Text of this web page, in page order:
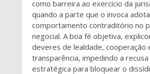
como barreira ao exercício da
quando a parte que o invoca adota
comportamento contraditório no
negocial. A boa fé objetiva,
deveres de lealdade, cooperação
transparência, impedindo a recusa
estratégica para bloquear o